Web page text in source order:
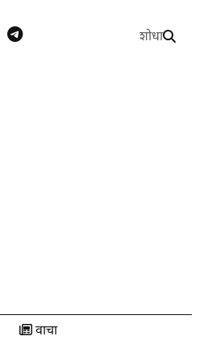
शोधा
वाचा